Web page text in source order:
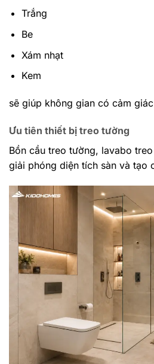
Trắng
Be
Xám nhạt
Kem
sẽ giúp không gian có cảm
Ưu tiên thiết bị treo tường
Bồn cầu treo tường, lavabo
giải phóng diện tích sàn và tạo